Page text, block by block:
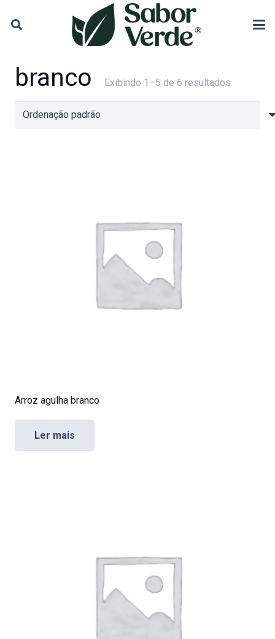
branco Exibindo 1–5 de 6 resultados
Arroz agulha branco
Ler mais